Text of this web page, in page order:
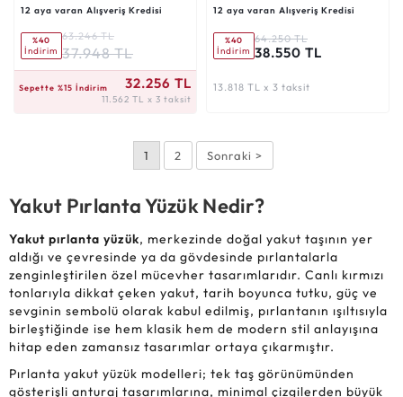
12 aya varan Alışveriş Kredisi
%40
İndirim
63.246 TL
37.948 TL
Sepette %15 İndirim 32.256 TL
11.562 TL x 3 taksit
12 aya varan Alışveriş Kredisi
%40
İndirim
64.250 TL
38.550 TL
13.818 TL x 3 taksit
1 2 Sonraki >
Yakut Pırlanta Yüzük Nedir?
Yakut pırlanta yüzük, merkezinde doğal yakut taşının yer
aldığı ve çevresinde ya da gövdesinde pırlantalarla
zenginleştirilen özel mücevher tasarımlarıdır. Canlı kırmızı
tonlarıyla dikkat çeken yakut, tarih boyunca tutku, güç ve
sevginin sembolü olarak kabul edilmiş, pırlantanın ışıltısıyla
birleştiğinde ise hem klasik hem de modern stil anlayışına
hitap eden zamansız tasarımlar ortaya çıkarmıştır.
Pırlanta yakut yüzük modelleri; tek taş görünümünden
gösterişli anturaj tasarımlarına, minimal çizgilerden büyük